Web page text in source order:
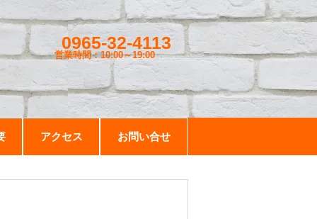
0965-32-4113
営業時間：10:00～19:00
アクセス お問い合せ